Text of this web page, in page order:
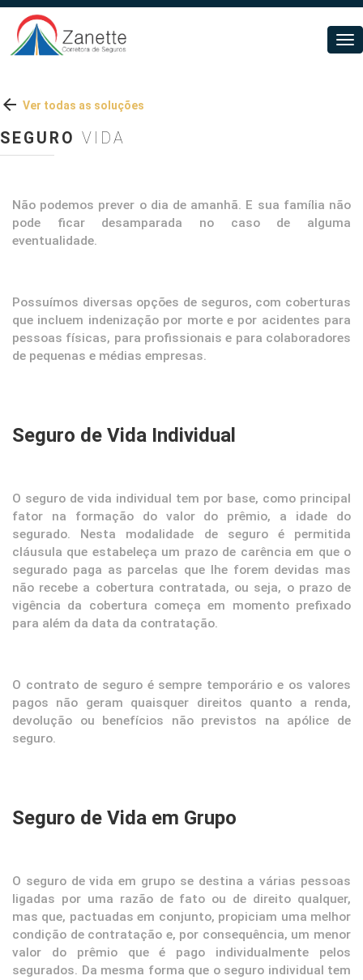
 Ver todas as soluções
SEGURO VIDA
Não podemos prever o dia de amanhã. E sua família não
pode ficar desamparada no caso de alguma
eventualidade.
Possuímos diversas opções de seguros, com coberturas
que incluem indenização por morte e por acidentes para
pessoas físicas, para profissionais e para colaboradores
de pequenas e médias empresas.
Seguro de Vida Individual
O seguro de vida individual tem por base, como principal
fator na formação do valor do prêmio, a idade do
segurado. Nesta modalidade de seguro é permitida
cláusula que estabeleça um prazo de carência em que o
segurado paga as parcelas que lhe forem devidas mas
não recebe a cobertura contratada, ou seja, o prazo de
vigência da cobertura começa em momento prefixado
para além da data da contratação.
O contrato de seguro é sempre temporário e os valores
pagos não geram quaisquer direitos quanto a renda,
devolução ou benefícios não previstos na apólice de
seguro.
Seguro de Vida em Grupo
O seguro de vida em grupo se destina a várias pessoas
ligadas por uma razão de fato ou de direito qualquer,
mas que, pactuadas em conjunto, propiciam uma melhor
condição de contratação e, por consequência, um menor
valor do prêmio que é pago individualmente pelos
segurados. Da mesma forma que o seguro individual tem